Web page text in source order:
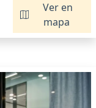
Ver en
mapa